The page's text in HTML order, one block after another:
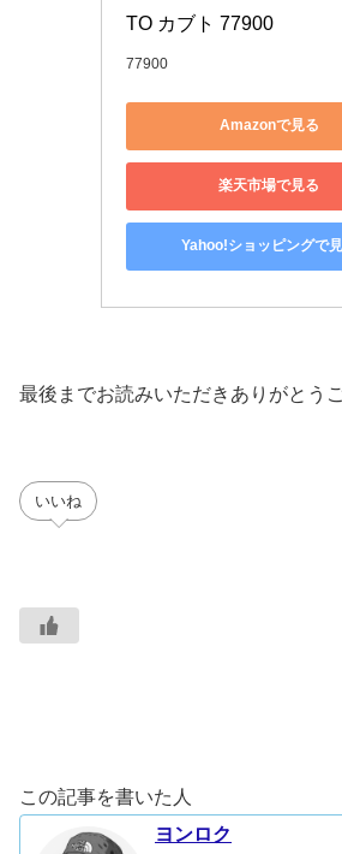
TO カブト 77900
77900
Amazonで見る
楽天市場で見る
Yahoo!ショッピングで
最後までお読みいただきありがとう
いいね
この記事を書いた人
ヨンロク